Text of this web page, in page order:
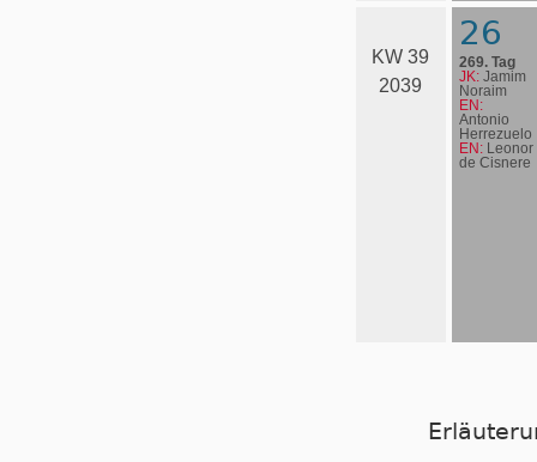
KW 39
2039
26
269. Tag
JK: Jamim
Noraim
EN:
Antonio
Herrezuelo
EN: Leonor
de Cisnere